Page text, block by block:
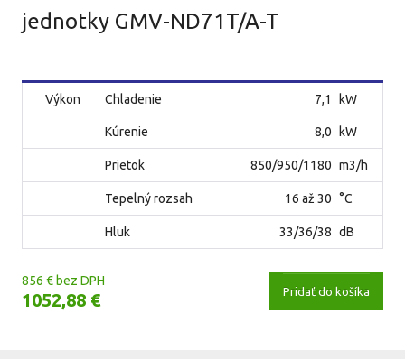
jednotky GMV-ND71T/A-T
Výkon Chladenie 7,1 kW
Kúrenie 8,0 kW
Prietok 850/950/1180 m3/h
Tepelný rozsah 16 až 30 °C
Hluk 33/36/38 dB
856 € bez DPH
1052,88 € Pridať do košíka